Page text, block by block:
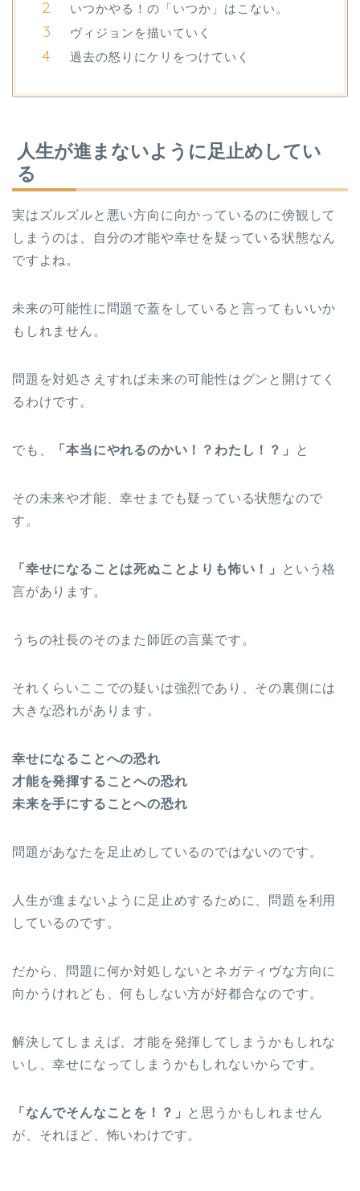
いつかやる！の「いつか」はこない。
ヴィジョンを描いていく
過去の怒りにケリをつけていく
人生が進まないように足止めしてい
る
実はズルズルと悪い方向に向かっているのに傍観して
しまうのは、自分の才能や幸せを疑っている状態なん
ですよね。
未来の可能性に問題で蓋をしていると言ってもいいか
もしれません。
問題を対処さえすれば未来の可能性はグンと開けてく
るわけです。
でも、 「本当にやれるのかい！？わたし！？」 と
その未来や才能、幸せまでも疑っている状態なので
す。
「幸せになることは死ぬことよりも怖い！」
という格
言があります。
うちの社長のそのまた師匠の言葉です。
それくらいここでの疑いは強烈であり、その裏側には
大きな恐れがあります。
幸せになることへの恐れ
才能を発揮することへの恐れ
未来を手にすることへの恐れ
問題があなたを足止めしているのではないのです。
人生が進まないように足止めするために、問題を利用
しているのです。
だから、問題に何か対処しないとネガティヴな方向に
向かうけれども、何もしない方が好都合なのです。
解決してしまえば、才能を発揮してしまうかもしれな
いし、幸せになってしまうかもしれないからです。
「なんでそんなことを！？」
と思うかもしれません
が、それほど、怖いわけです。